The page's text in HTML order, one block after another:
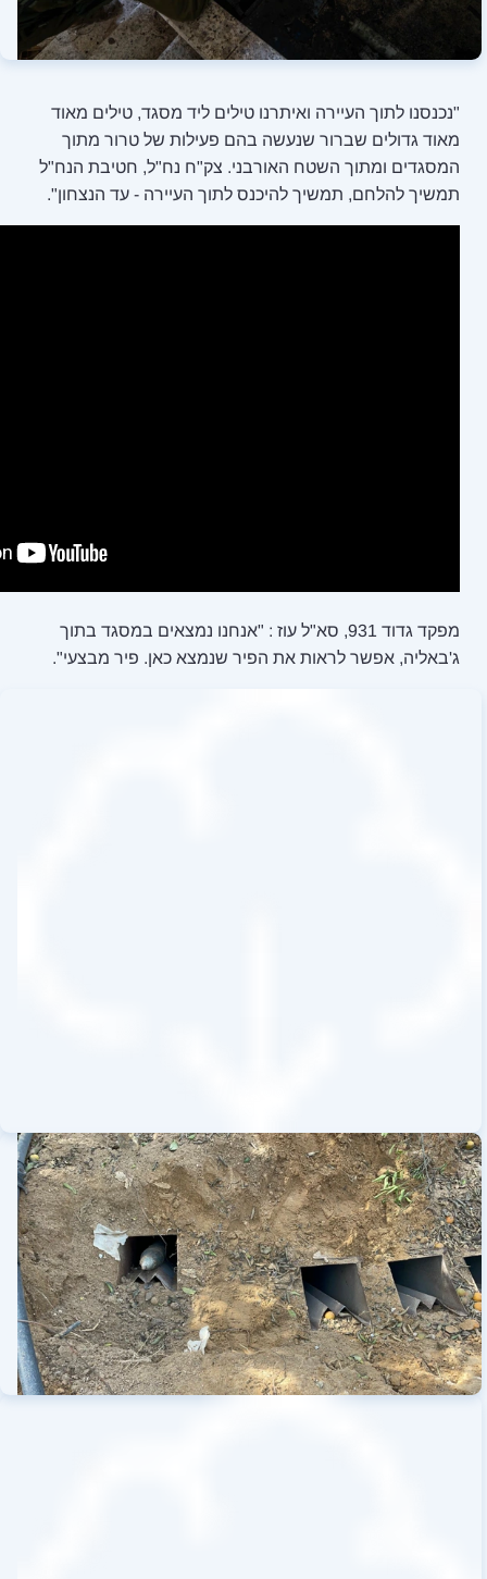
טילים ליד מסגד, טילים מאוד
בהם פעילות של טרור מתוך
צק"ח נח"ל, חטיבת הנח"ל
לתוך העיירה - עד הנצחון".
931, סא"ל עוז : "אנחנו נמצאים במסגד בתוך
הפיר שנמצא כאן. פיר מבצעי".